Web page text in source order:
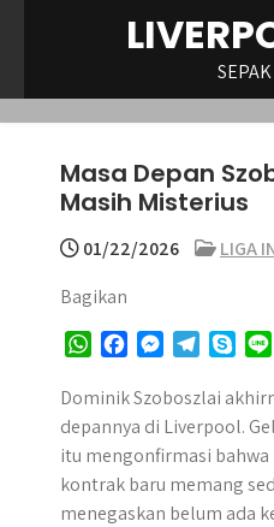
Masa Depan
Masih Misterius
01/22/2026
LIGA
Bagikan
W
a
t
s
A
c
e
b
o
o
s
s
e
n
g
l
e
g
r
y
p
e
Dominik Szoboszlai
depannya di Liverpool.
itu mengonfirmasi
kontrak baru memang
menegaskan belum ada